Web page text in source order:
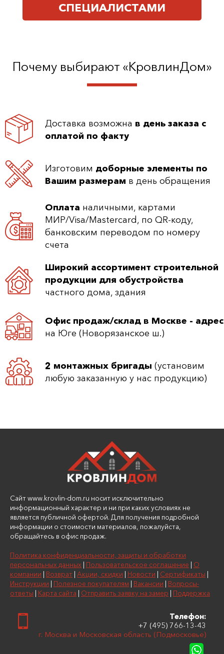
СПЕЦИАЛИСТАМИ
Почему выбирают «КровлинДом»
Доставка возможна в день заказа с
оплатой по факту
Изготовим доборные элементы по
Вашим размерам в день обращения
Оплата наличными, картами
МИР/Visa/Mastercard, по QR-коду,
банковским переводом по номеру
счета
Широкий ассортимент строительной
продукции для обустройства
частного дома, здания
Офис продаж/склад в Москве - адрес
на Юге (Новорязанское ш.)
2 монтажных бригады (установим
любую заказанную у нас продукцию)
Сайт www.krovlin-dom.ru носит исключительно
информационный характер и ни при каких условиях не
является публичной офертой. Для получения подробной
информации о стоимости материалов, пожалуйста,
обращайтесь в офис продаж.
Политика конфиденциальности, защиты и обработки
персональных данных
Пользовательское соглашение
О
компании
Возврат Акции, скидки Новости Сертификаты
Инструкции
Полезное покупателям Вакансии
Вопросы-
ответы
Карта сайта Отправить заявку на замер Поддержка
Телефон:
+7 (495) 766-13-43
г. Москва и Московская область (Подмосковье)